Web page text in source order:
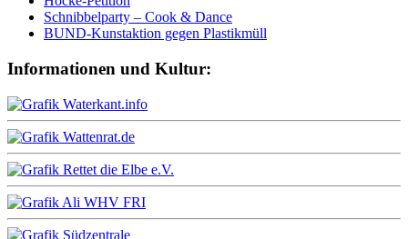
Schnibbelparty – Cook & Dance
BUND-Kunstaktion gegen Plastikmüll
Informationen und Kultur: